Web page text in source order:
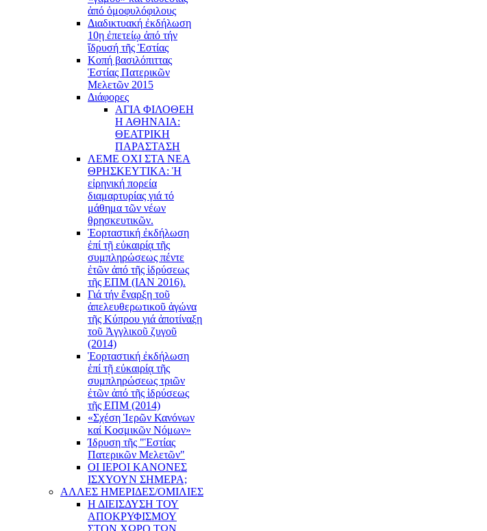
ἀπό ὁμοφυλόφιλους
Διαδικτυακή ἐκδήλωση
10ῃ ἐπετείῳ ἀπό τήν
ἵδρυσή τῆς Ἑστίας
Κοπή βασιλόπιττας
Ἑστίας Πατερικῶν
Μελετῶν 2015
Διάφορες
ΑΓΙΑ ΦΙΛΟΘΕΗ
Η ΑΘΗΝΑΙΑ:
ΘΕΑΤΡΙΚΗ
ΠΑΡΑΣΤΑΣΗ
ΛΕΜΕ ΟΧΙ ΣΤΑ ΝΕΑ
ΘΡΗΣΚΕΥΤΙΚΑ: Ἡ
εἰρηνική πορεία
διαμαρτυρίας γιά τό
μάθημα τῶν νέων
θρησκευτικῶν.
Ἑορταστική ἐκδήλωση
ἐπί τῇ εὐκαιρίᾳ τῆς
συμπληρώσεως πέντε
ἐτῶν ἀπό τῆς ἱδρύσεως
τῆς ΕΠΜ (ΙΑΝ 2016).
Γιά τήν ἔναρξη τοῦ
ἀπελευθερωτικοῦ ἀγώνα
τῆς Κύπρου γιά ἀποτίναξη
τοῦ Ἀγγλικοῦ ζυγοῦ
(2014)
Ἑορταστική ἐκδήλωση
ἐπί τῇ εὐκαιρίᾳ τῆς
συμπληρώσεως τριῶν
ἐτῶν ἀπό τῆς ἱδρύσεως
τῆς ΕΠΜ (2014)
«Σχέση Ἱερῶν Κανόνων
καί Κοσμικῶν Νόμων»
Ίδρυση τῆς "Ἑστίας
Πατερικῶν Μελετῶν"
ΟΙ ΙΕΡΟΙ ΚΑΝΟΝΕΣ
ΙΣΧΥΟΥΝ ΣΗΜΕΡΑ;
ΑΛΛΕΣ ΗΜΕΡΙΔΕΣ/ΟΜΙΛΙΕΣ
Η ΔΙΕΙΣΔΥΣΗ ΤΟΥ
ΑΠΟΚΡΥΦΙΣΜΟΥ
ΣΤΟΝ ΧΩΡΟ ΤΩΝ